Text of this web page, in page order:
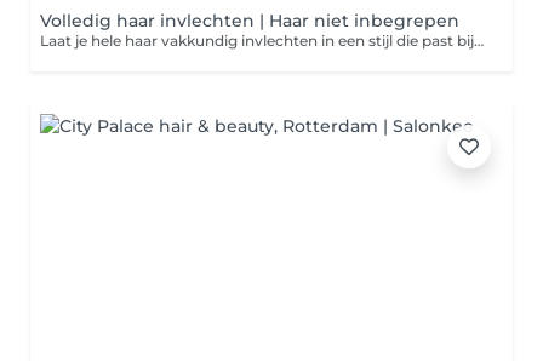
Volledig haar invlechten | Haar niet inbegrepen
Laat je hele haar vakkundig invlechten in een stijl die past bij jouw voorkeur. Deze behandeling is perfect als basis voor een pruik, protective style of gewoon voor een strakke, nette look. Het haar wordt strak en gelijkmatig ingevlochten, met oog voor detail en comfort. Haar is niet inbegrepen. Kom met schoon, gewassen haar naar je afspraak of kies voor een professionele wasbehandeling in de salon voor €35.